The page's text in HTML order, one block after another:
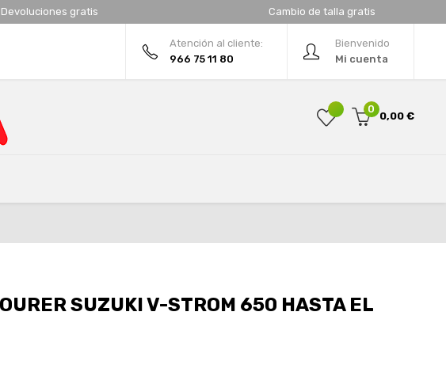
Devoluciones gratis Cambio de talla gratis
Bienvenido
Mi cuenta
Atención al cliente:
966 75 11 80
0
0,00 €
SUZUKI V-STROM 650 HASTA EL